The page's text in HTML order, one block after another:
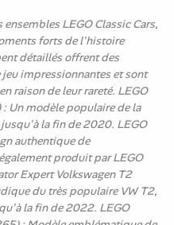
LEGO Classic Cars,
forts de l'histoire
détaillés offrent des
impressionnantes et sont
raison de leur rareté. LEGO
Un modèle populaire de la
la fin de 2020. LEGO
authentique de
produit par LEGO
Expert Volkswagen T2
du très populaire VW T2,
la fin de 2022. LEGO